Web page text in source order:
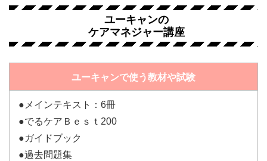
ユーキャンの
ケアマネジャー講座
ユーキャンで使う教材や試験
●メインテキスト：6冊
●でるケアＢｅｓｔ200
●ガイドブック
●過去問題集